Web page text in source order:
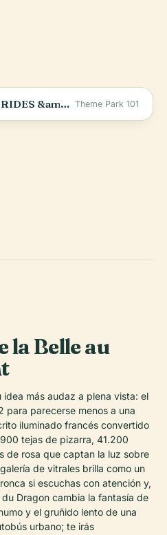
Disneyland Paris Park RIDES &amp; ATTRACTIONS - 2025 - Disneyland Paris Resort, FRANCE Theme Park 101
la Belle au
idea más audaz a plena vista: el
para parecerse menos a una
iluminado francés convertido
tejas de pizarra, 41.200
de rosa que captan la luz sobre
de vitrales brilla como un
si escuchas con atención y,
Dragon cambia la fantasía de
y el gruñido lento de una
urbano; te irás